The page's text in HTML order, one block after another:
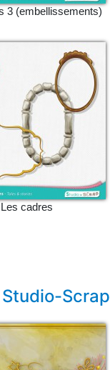
3 (embellissements)
Les cadres
Scrap